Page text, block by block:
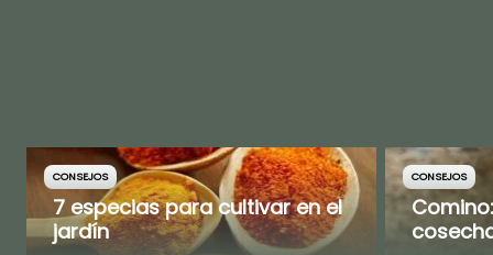
CONSEJOS
7 especias para cultivar en el
jardín
CONSEJOS